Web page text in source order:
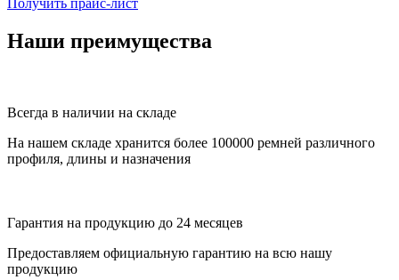
Наши преимущества
Всегда в наличии на складе
На нашем складе хранится более 100000 ремней различного
профиля, длины и назначения
Гарантия на продукцию до 24 месяцев
Предоставляем официальную гарантию на всю нашу
продукцию